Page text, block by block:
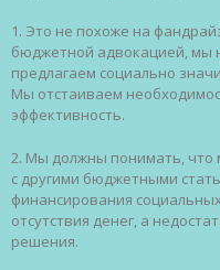
1. Это не похоже на
бюджетной адвокацией, мы
предлагаем социально
Мы отстаиваем
эффективность.
2. Мы должны понимать, что
с другими бюджетными
финансирования
отсутствия денег, а
решения.